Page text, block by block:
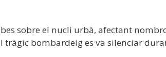
sobre el nucli urbà, afectant
bombardeig es va silenciar